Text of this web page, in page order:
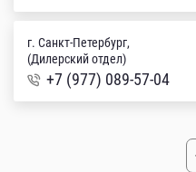
г. Санкт-Петербург,
(Дилерский отдел)
+7 (977) 089-57-04